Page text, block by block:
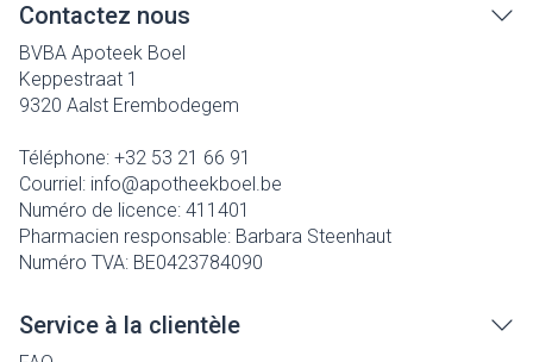
Contactez nous
BVBA Apoteek Boel
Keppestraat 1
9320 Aalst Erembodegem
Téléphone: +32 53 21 66 91
Courriel: info@apotheekboel.be
Numéro de licence: 411401
Pharmacien responsable: Barbara Steenhaut
Numéro TVA: BE0423784090
Service à la clientèle